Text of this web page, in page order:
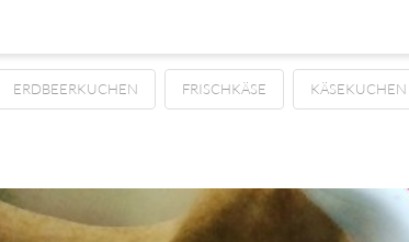
ERDBEERKUCHEN FRISCHKÄSE KÄSEKUCHEN